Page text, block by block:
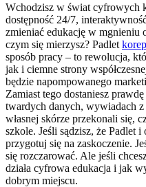
Wchodzisz w świat cyfrowych
dostępność 24/7,
zmieniać edukację w mgnieniu
czym się mierzysz? Padlet
sposób pracy – to rewolucja,
jak i ciemne strony
będzie napompowanego
Zamiast tego dostaniesz
twardych danych, wywiadach z
własnej skórze przekonali się,
szkole. Jeśli sądzisz, że Padlet
przygotuj się na zaskoczenie.
się rozczarować. Ale jeśli
działa cyfrowa edukacja i jak
dobrym miejscu.